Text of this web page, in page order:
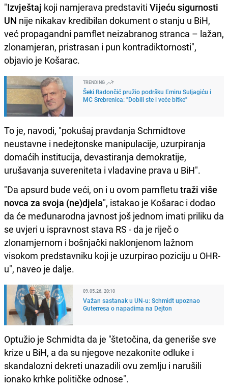
"Izvještaj koji namjerava predstaviti Vijeću sigurnosti
UN nije nikakav kredibilan dokument o stanju u BiH,
već propagandni pamflet neizabranog stranca – lažan,
zlonamjeran, pristrasan i pun kontradiktornosti",
objavio je Košarac.
TRENDING
Šeki Radončić pružio podršku Emiru Suljagiću i
MC Srebrenica: "Dobili ste i veće bitke"
To je, navodi, "pokušaj pravdanja Schmidtove
neustavne i nedejtonske manipulacije, uzurpiranja
domaćih institucija, devastiranja demokratije,
urušavanja suvereniteta i vladavine prava u BiH".
"Da apsurd bude veći, on i u ovom pamfletu traži više
novca za svoja (ne)djela", istakao je Košarac i dodao
da će međunarodna javnost još jednom imati priliku da
se uvjeri u ispravnost stava RS - da je riječ o
zlonamjernom i bošnjački naklonjenom lažnom
visokom predstavniku koji je uzurpirao poziciju u OHR-
u", naveo je dalje.
09.05.26. 20:10
Važan sastanak u UN-u: Schmidt upoznao
Guterresa o napadima na Dejton
Optužio je Schmidta da je "štetočina, da generiše sve
krize u BiH, a da su njegove nezakonite odluke i
skandalozni dekreti unazadili ovu zemlju i narušili
ionako krhke političke odnose".